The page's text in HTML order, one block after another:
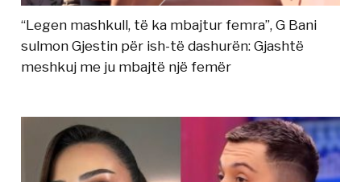
“Legen mashkull, të ka mbajtur femra”, G Bani
sulmon Gjestin për ish-të dashurën: Gjashtë
meshkuj me ju mbajtë një femër